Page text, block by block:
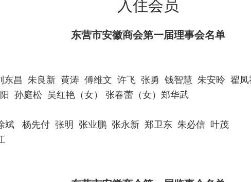
入住会员
东营市安徽商会第一届理事会名单
东昌 朱良新 黄涛 傅维文 许飞 张勇 钱智慧 朱安昤 翟
孙庭松 吴红艳（女） 张春蕾（女）郑华武
斌 杨先付 张明 张业鹏 张永新 郑卫东 朱必信 叶茂